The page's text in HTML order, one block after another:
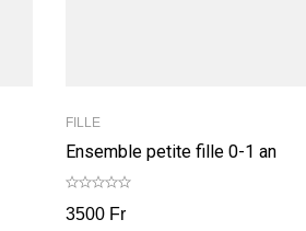
FILLE
Ensemble petite fille 0-1 an
3500 Fr